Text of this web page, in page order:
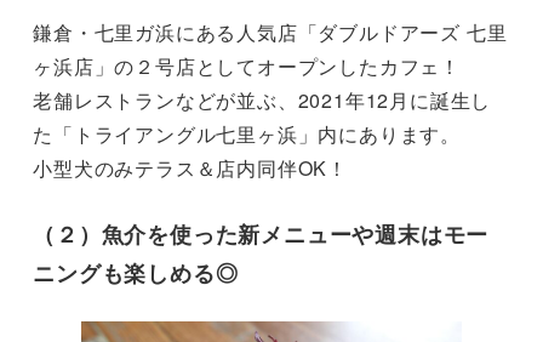
鎌倉・七里ガ浜にある人気店「ダブルドアーズ 七里
ヶ浜店」の２号店としてオープンしたカフェ！
老舗レストランなどが並ぶ、2021年12月に誕生し
た「トライアングル七里ヶ浜」内にあります。
小型犬のみテラス＆店内同伴OK！
（２）魚介を使った新メニューや週末はモー
ニングも楽しめる◎